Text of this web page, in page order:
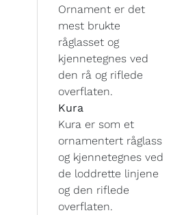
Ornament er det
mest brukte
råglasset og
kjennetegnes ved
den rå og riflede
overflaten.
Kura
Kura er som et
ornamentert råglass
og kjennetegnes ved
de loddrette linjene
og den riflede
overflaten.